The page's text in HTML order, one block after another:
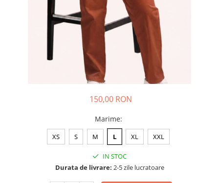
150,00 RON
Marime:
XS S M L XL XXL
IN STOC
Durata de livrare: 2-5 zile lucratoare